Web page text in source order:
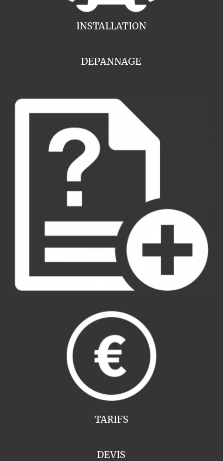
INSTALLATION
DEPANNAGE
TARIFS
DEVIS